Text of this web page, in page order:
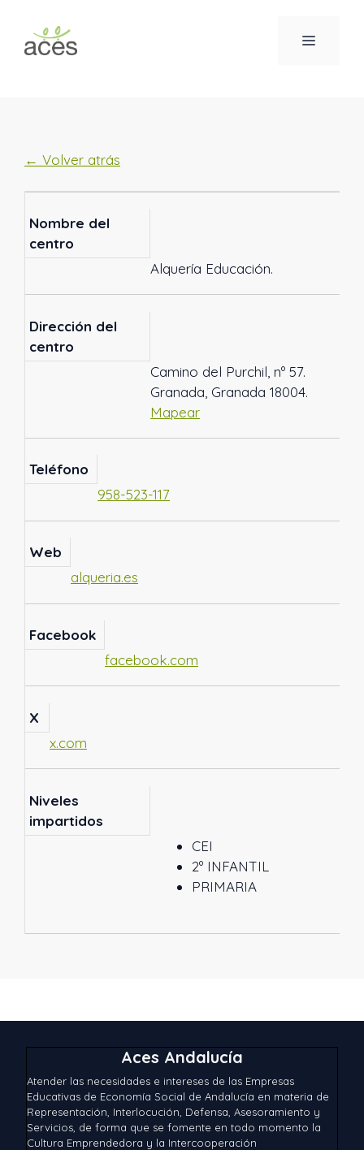
contenido
MENÚ
← Volver atrás
Nombre del
centro
Alquería Educación.
Dirección del
centro
Camino del Purchil, nº 57.
Granada, Granada 18004.
Mapear
Teléfono
958-523-117
Web
alqueria.es
Facebook
facebook.com
X
x.com
Niveles
impartidos
CEI
2º INFANTIL
PRIMARIA
Aces Andalucía
Atender las necesidades e intereses de las Empresas
Educativas de Economía Social de Andalucía en materia de
Representación, Interlocución, Defensa, Asesoramiento y
Servicios, de forma que se fomente en todo momento la
Cultura Emprendedora y la Intercooperación